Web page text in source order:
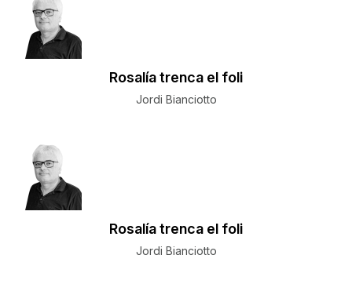
Rosalía trenca el foli
Jordi Bianciotto
Rosalía trenca el foli
Jordi Bianciotto